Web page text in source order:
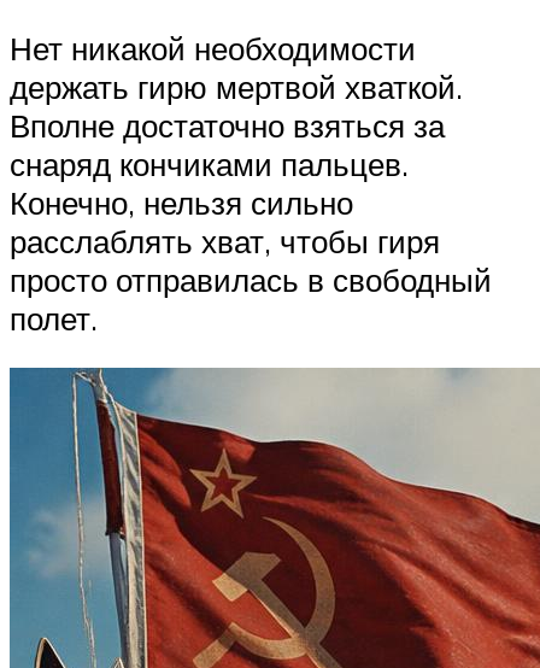
Нет никакой необходимости
держать гирю мертвой хваткой.
Вполне достаточно взяться за
снаряд кончиками пальцев.
Конечно, нельзя сильно
расслаблять хват, чтобы гиря
просто отправилась в свободный
полет.